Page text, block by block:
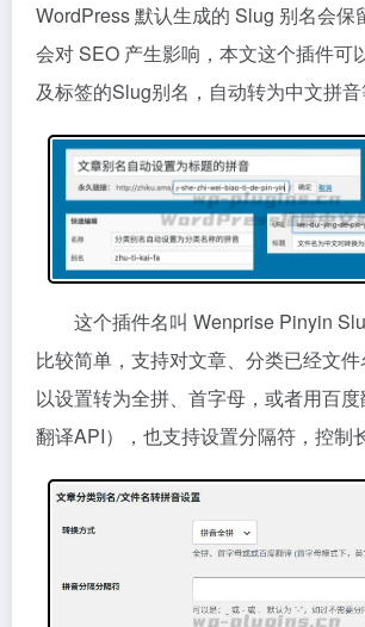
WordPress 默认生成的 Slug 别名会保
会对 SEO 产生影响，本文这个插件可
及标签的Slug别名，自动转为中文拼音
这个插件名叫 Wenprise Pinyin
比较简单，支持对文章、分类已经文
以设置转为全拼、首字母，或者用百
翻译API），也支持设置分隔符，控制